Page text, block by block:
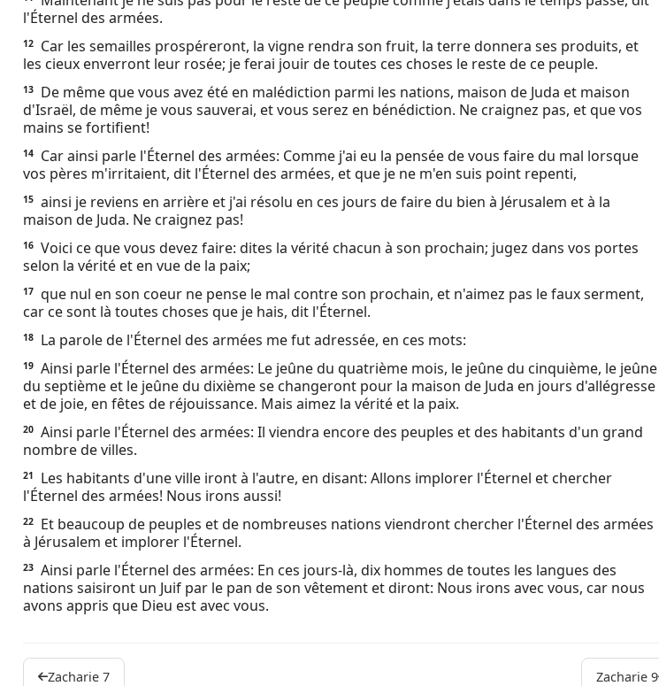
l'Éternel des armées.
12
Car les semailles prospéreront, la vigne rendra son fruit, la terre donnera ses produits, et
les cieux enverront leur rosée; je ferai jouir de toutes ces choses le reste de ce peuple.
13
De même que vous avez été en malédiction parmi les nations, maison de Juda et maison
d'Israël, de même je vous sauverai, et vous serez en bénédiction. Ne craignez pas, et que vos
mains se fortifient!
14
Car ainsi parle l'Éternel des armées: Comme j'ai eu la pensée de vous faire du mal lorsque
vos pères m'irritaient, dit l'Éternel des armées, et que je ne m'en suis point repenti,
15 ainsi je reviens en arrière et j'ai résolu en ces jours de faire du bien à Jérusalem et à la
maison de Juda. Ne craignez pas!
16 Voici ce que vous devez faire: dites la vérité chacun à son prochain; jugez dans vos portes
selon la vérité et en vue de la paix;
17 que nul en son coeur ne pense le mal contre son prochain, et n'aimez pas le faux serment,
car ce sont là toutes choses que je hais, dit l'Éternel.
18 La parole de l'Éternel des armées me fut adressée, en ces mots:
19 Ainsi parle l'Éternel des armées: Le jeûne du quatrième mois, le jeûne du cinquième, le jeûne
du septième et le jeûne du dixième se changeront pour la maison de Juda en jours d'allégresse
et de joie, en fêtes de réjouissance. Mais aimez la vérité et la paix.
20 Ainsi parle l'Éternel des armées: Il viendra encore des peuples et des habitants d'un grand
nombre de villes.
21
Les habitants d'une ville iront à l'autre, en disant: Allons implorer l'Éternel et chercher
l'Éternel des armées! Nous irons aussi!
22
Et beaucoup de peuples et de nombreuses nations viendront chercher l'Éternel des armées
à Jérusalem et implorer l'Éternel.
23 Ainsi parle l'Éternel des armées: En ces jours-là, dix hommes de toutes les langues des
nations saisiront un Juif par le pan de son vêtement et diront: Nous irons avec vous, car nous
avons appris que Dieu est avec vous.
Zacharie 7 Zacharie 9